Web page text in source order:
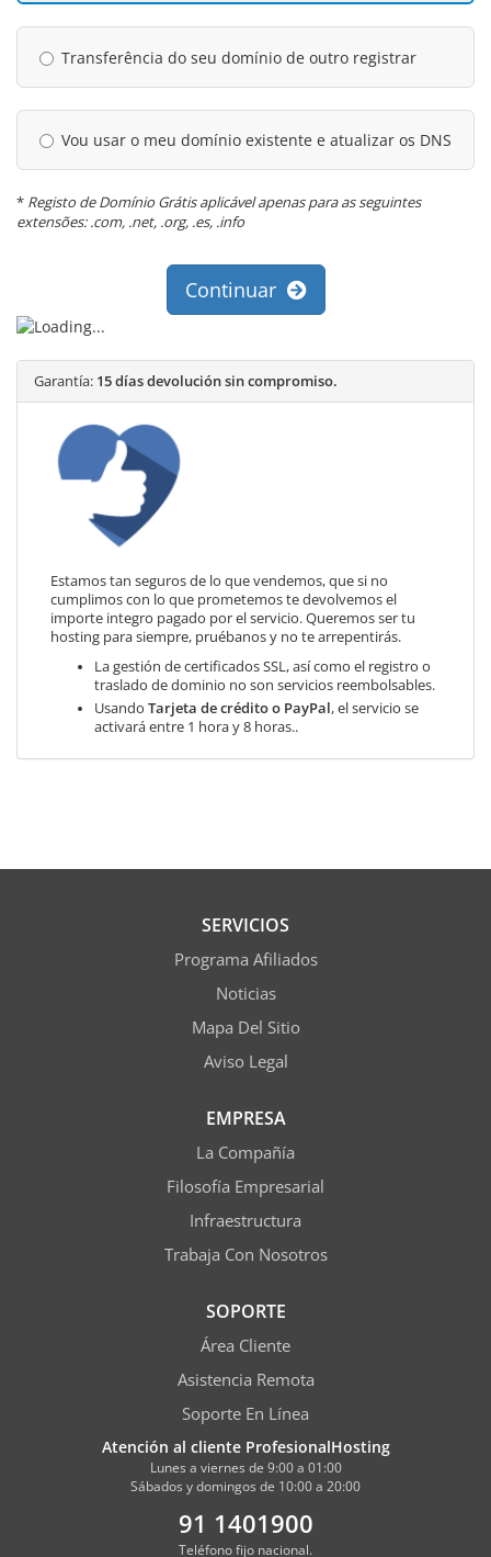
Transferência do seu domínio de outro registrar
Vou usar o meu domínio existente e atualizar os DNS
* Registo de Domínio Grátis aplicável apenas para as seguintes
extensões: .com, .net, .org, .es, .info
Continuar
Garantía: 15 días devolución sin compromiso.
Estamos tan seguros de lo que vendemos, que si no
cumplimos con lo que prometemos te devolvemos el
importe integro pagado por el servicio. Queremos ser tu
hosting para siempre, pruébanos y no te arrepentirás.
La gestión de certificados SSL, así como el registro o
traslado de dominio no son servicios reembolsables.
Usando Tarjeta de crédito o PayPal, el servicio se
activará entre 1 hora y 8 horas..
SERVICIOS
Programa Afiliados
Noticias
Mapa Del Sitio
Aviso Legal
EMPRESA
La Compañía
Filosofía Empresarial
Infraestructura
Trabaja Con Nosotros
SOPORTE
Área Cliente
Asistencia Remota
Soporte En Línea
Atención al cliente ProfesionalHosting
Lunes a viernes de 9:00 a 01:00
Sábados y domingos de 10:00 a 20:00
91 1401900
Teléfono fijo nacional.